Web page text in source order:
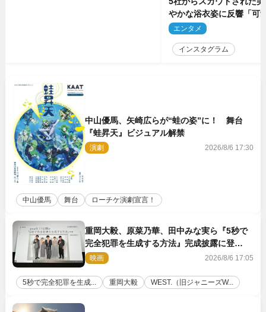
やかな浴衣姿に反響「可
ぅ」
エンタメ
インスタグラム
中山優馬、矢崎広らが“蛙の姿”に！ 舞台
『蛙昇天』ビジュアル解禁
演劇 2026/8/6 17:30
中山優馬 舞台 ローチケ演劇宣言！
重岡大毅、原菜乃華、田中みな実ら『5秒で
完全犯罪を生成する方法』完成披露に登
壇！ それぞれのAI活用術も発表
映画 2026/8/6 17:05
5秒で完全犯罪を生成... 重岡大毅 WEST.（旧ジャニーズW...